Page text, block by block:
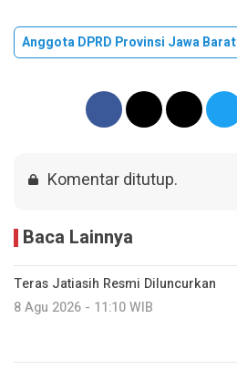
Anggota DPRD Provinsi Jawa Barat
Komentar ditutup.
Baca Lainnya
Teras Jatiasih Resmi Diluncurkan
8 Agu 2026 - 11:10 WIB